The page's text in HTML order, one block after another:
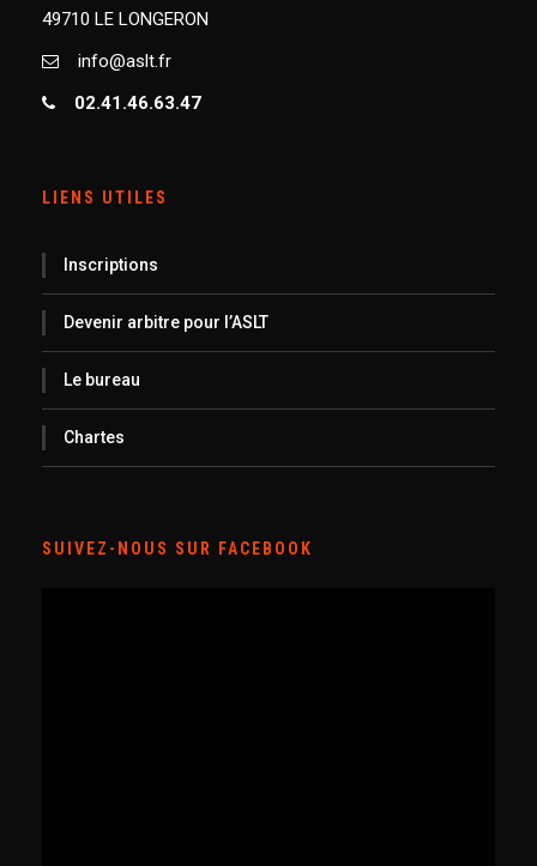
49710 LE LONGERON
info@aslt.fr
02.41.46.63.47
LIENS UTILES
Inscriptions
Devenir arbitre pour l’ASLT
Le bureau
Chartes
SUIVEZ-NOUS SUR FACEBOOK